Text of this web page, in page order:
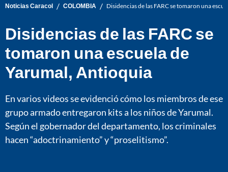
Noticias Caracol / COLOMBIA / Disidencias de las FARC se tomaron una
Disidencias de las FARC se
tomaron una escuela de
Yarumal, Antioquia
En varios videos se evidenció cómo los miembros de ese
grupo armado entregaron kits a los niños de Yarumal.
Según el gobernador del departamento, los criminales
hacen “adoctrinamiento” y “proselitismo”.